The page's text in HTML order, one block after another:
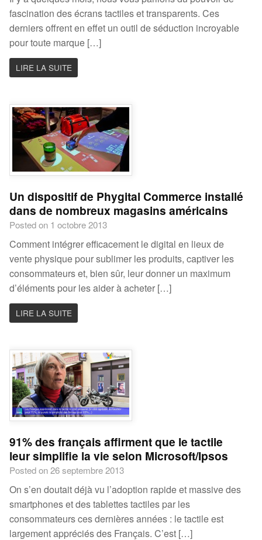
fascination des écrans tactiles et transparents. Ces
derniers offrent en effet un outil de séduction incroyable
pour toute marque […]
LIRE LA SUITE
Un dispositif de Phygital Commerce installé
dans de nombreux magasins américains
Posted on 1 octobre 2013
Comment intégrer efficacement le digital en lieux de
vente physique pour sublimer les produits, captiver les
consommateurs et, bien sûr, leur donner un maximum
d’éléments pour les aider à acheter […]
LIRE LA SUITE
91% des français affirment que le tactile
leur simplifie la vie selon Microsoft/Ipsos
Posted on 26 septembre 2013
On s’en doutait déjà vu l’adoption rapide et massive des
smartphones et des tablettes tactiles par les
consommateurs ces dernières années : le tactile est
largement appréciés des Français. C’est […]